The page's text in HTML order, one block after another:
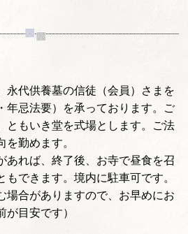
永代供養墓の信徒（会員）さまを
年忌法要）を承っております。ご
ともいき堂を式場とします。ご法
を勤めます。
あれば、終了後、お寺で昼食を召
もできます。境内に駐車可です。
場合がありますので、お早めにお
が目安です）